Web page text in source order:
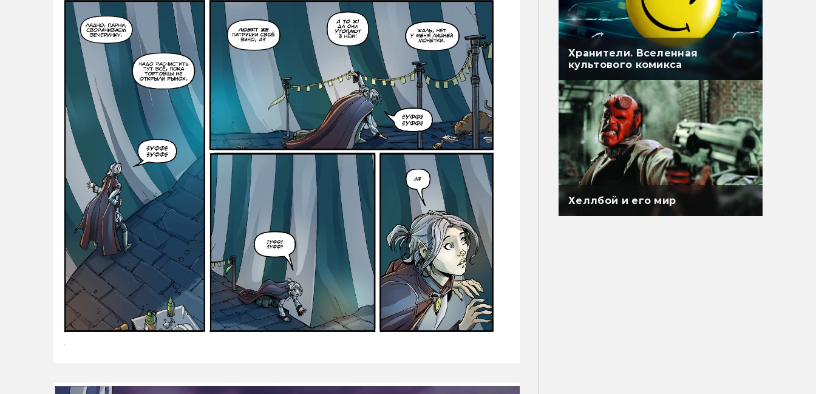
Хранители. Вселенная
культового комикса
Хеллбой и его мир